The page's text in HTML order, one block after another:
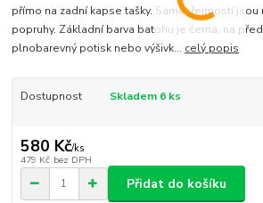
přímo na zadní kapse tašky. Samozřejmostí
popruhy. Základní barva batohu je černá, na
plnobarevný potisk nebo výšivk... celý popis
Dostupnost Skladem 6 ks
580 Kč/ks
479 Kč bez DPH
Přidat do košíku